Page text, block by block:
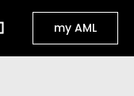
my AML